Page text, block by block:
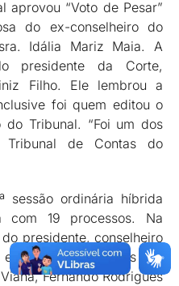
aprovou “Voto de Pesar”
do ex-conselheiro do
Idália Mariz Maia. A
presidente da Corte,
Filho. Ele lembrou a
foi quem editou o
do Tribunal. “Foi um dos
de Contas do
sessão ordinária híbrida
com 19 processos. Na
presidente, conselheiro
presentes os
Fernando Rodrigues